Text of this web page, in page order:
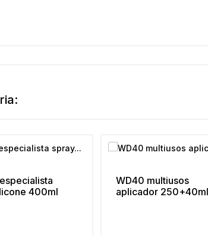
400ml
WD40 multiusos
aplicador 250+40ml